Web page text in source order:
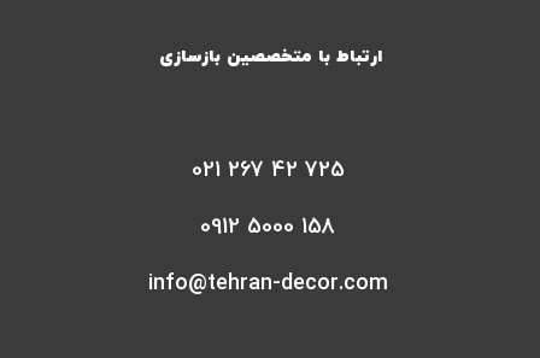
ارتباط با متخصصین بازسازی
267
42
021 267 42 725
5000
0912 5000 158
info@tehran-decor.com